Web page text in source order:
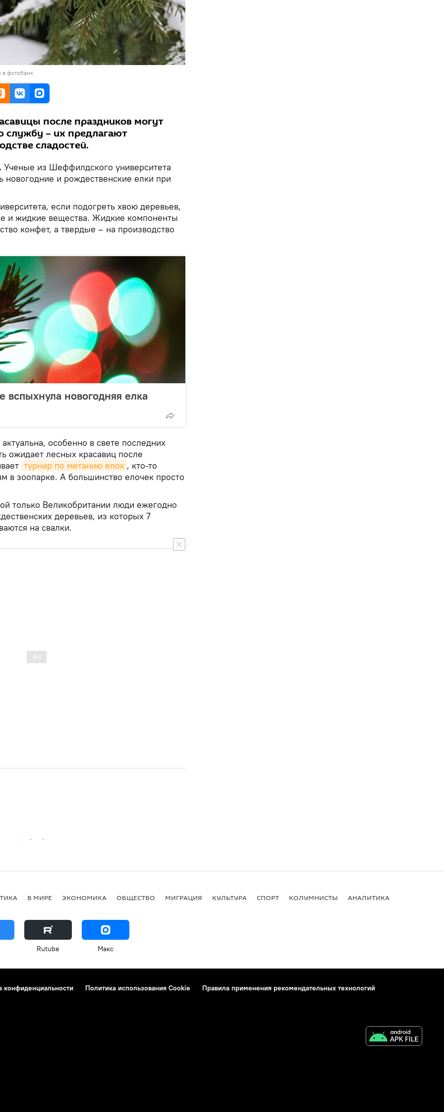
в фотобанк
после праздников могут
– их предлагают
сладостей.
Ученые из Шеффилдского университета
новогодние и рождественские елки при
если подогреть хвою деревьев,
и жидкие вещества. Жидкие компоненты
конфет, а твердые – на производство
вспыхнула новогодняя елка
особенно в свете последних
ожидает лесных красавиц после
турнир по метанию елок , кто-то
в зоопарке. А большинство елочек просто
только Великобритании люди ежегодно
деревьев, из которых 7
на свалки.
В МИРЕ ЭКОНОМИКА ОБЩЕСТВО МИГРАЦИЯ КУЛЬТУРА СПОРТ КОЛУМНИСТЫ АНАЛИТИКА
Rutube Макс
конфиденциальности Политика использования Cookie
Правила применения рекомендательных технологий